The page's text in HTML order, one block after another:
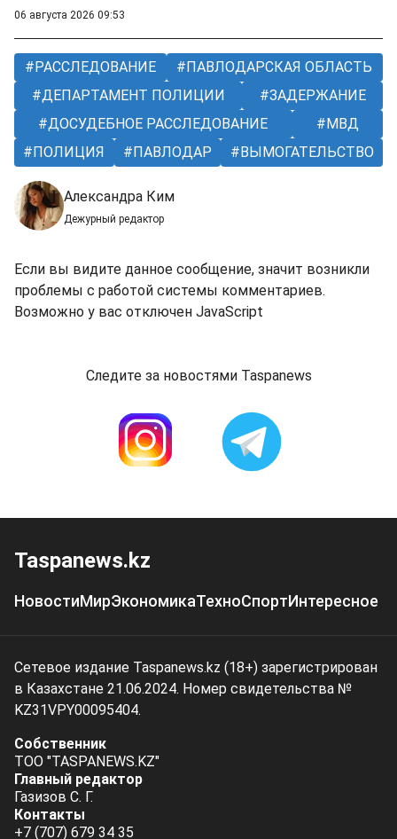
06 августа 2026 09:53
РАССЛЕДОВАНИЕ
ПАВЛОДАРСКАЯ ОБЛАСТЬ
ДЕПАРТАМЕНТ ПОЛИЦИИ
ЗАДЕРЖАНИЕ
ДОСУДЕБНОЕ РАССЛЕДОВАНИЕ
МВД
ПОЛИЦИЯ
ПАВЛОДАР ВЫМОГАТЕЛЬСТВО
Александра Ким
Дежурный редактор
Если вы видите данное сообщение, значит возникли
проблемы с работой системы комментариев.
Возможно у вас отключен JavaScript
Следите за новостями Taspanews
Taspanews.kz
НовостиМирЭкономикаТехноСпортИнтересное
Сетевое издание Taspanews.kz (18+) зарегистрирован
в Казахстане 21.06.2024. Номер свидетельства №
KZ31VPY00095404.
Собственник
ТОО "TASPANEWS.KZ"
Главный редактор
Газизов С. Г.
Контакты
+7 (707) 679 34 35